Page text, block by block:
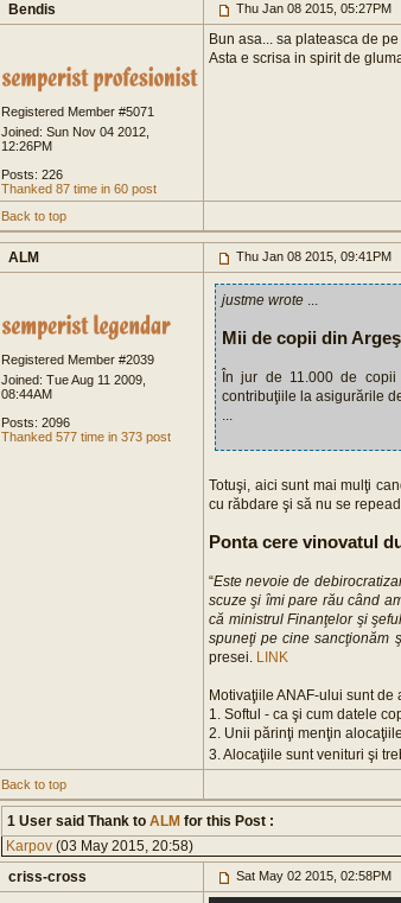
Bendis
Thu Jan 08 2015, 05:27PM
Registered Member #5071
Joined: Sun Nov 04 2012,
12:26PM
Posts: 226
Thanked 87 time in 60 post
Bun asa... sa plateasca de
Asta e scrisa in spirit de
Back to top
ALM Thu Jan 08 2015, 09:41PM
Registered Member #2039
Joined: Tue Aug 11 2009,
08:44AM
Posts: 2096
Thanked 577 time in 373 post
justme wrote ...
Mii de copii din
În jur de 11.000 de copii
contribuţiile la asigurările
...
Totuşi, aici sunt mai mulţi
cu răbdare şi să nu se
Ponta cere vinovatul
“Este nevoie de
scuze şi îmi pare rău când
că ministrul Finanţelor şi
spuneţi pe cine sancţionăm
presei. LINK
Motivaţiile ANAF-ului sunt
1. Softul - ca şi cum datele
2. Unii părinţi menţin
3. Alocaţiile sunt venituri şi
Back to top
1 User said Thank to ALM for this Post :
Karpov (03 May 2015, 20:58)
criss-cross
Sat May 02 2015, 02:58PM